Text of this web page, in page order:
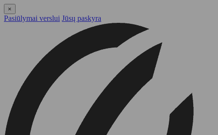
×
Pasiūlymai verslui Jūsų paskyra